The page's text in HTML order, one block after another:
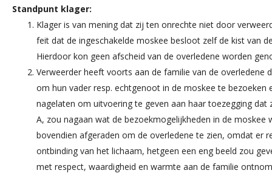
Standpunt klager:
Klager is van mening dat zij ten onrechte niet door
feit dat de ingeschakelde moskee besloot zelf de kist van
Hierdoor kon geen afscheid van de overledene worden
Verweerder heeft voorts aan de familie van de overledene
om hun vader resp. echtgenoot in de moskee te bezoeken
nagelaten om uitvoering te geven aan haar toezegging
A, zou nagaan wat de bezoekmogelijkheden in de moskee
bovendien afgeraden om de overledene te zien, omdat er
ontbinding van het lichaam, hetgeen een eng beeld zou
met respect, waardigheid en warmte aan de familie